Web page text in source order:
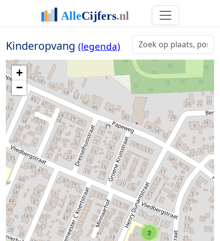
Kinderopvang (legenda)
2
+
−